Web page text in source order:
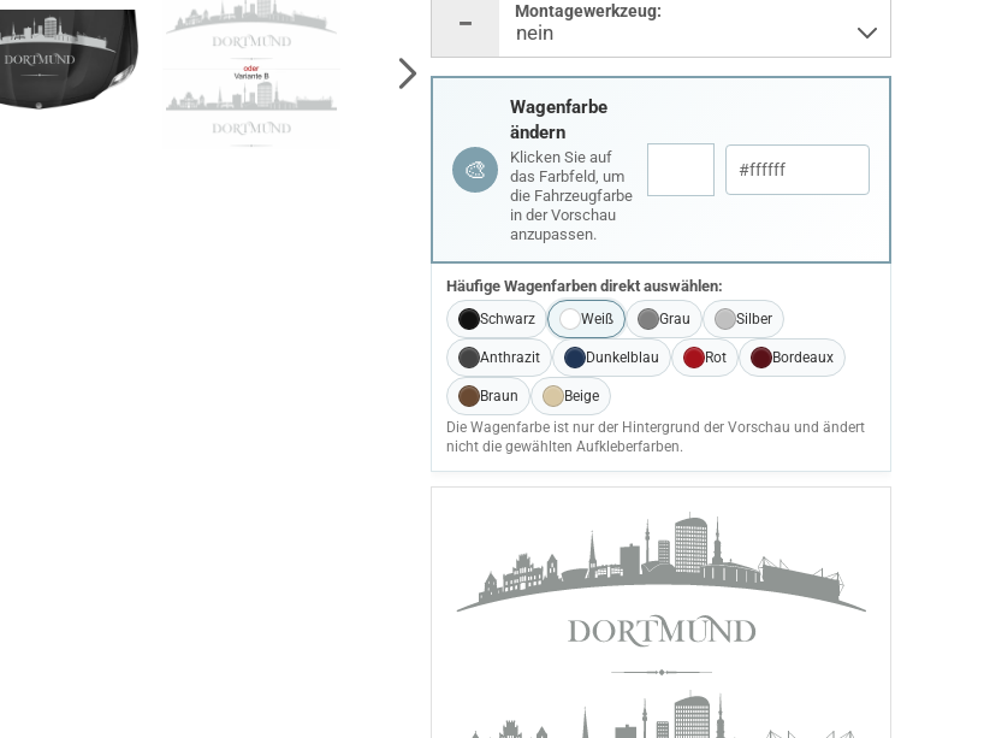
Montagewerkzeug:
🎨
Wagenfarbe
ändern
Klicken Sie auf
das Farbfeld, um
die Fahrzeugfarbe
in der Vorschau
anzupassen.
Häufige Wagenfarben direkt auswählen:
Schwarz Weiß Grau Silber
Anthrazit Dunkelblau Rot Bordeaux
Braun
Beige
Die Wagenfarbe ist nur der Hintergrund der Vorschau und ändert
nicht die gewählten Aufkleberfarben.